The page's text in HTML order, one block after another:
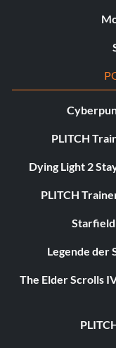
PLITCH
Dying Light 2
PLITCH
Starfield
Legende der
The Elder Scrolls